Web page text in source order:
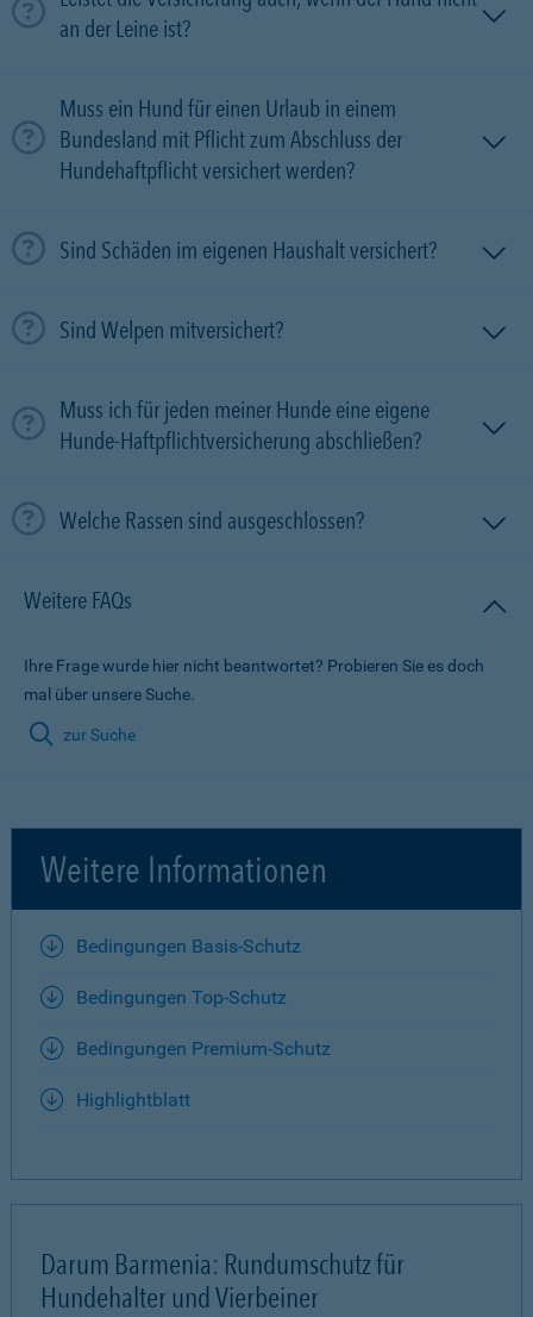
an der Leine ist?
Muss ein Hund für einen Urlaub in einem
Bundesland mit Pflicht zum Abschluss der
Hundehaftpflicht versichert werden?
Sind Schäden im eigenen Haushalt versichert?
Sind Welpen mitversichert?
Muss ich für jeden meiner Hunde eine eigene
Hunde-Haftpflichtversicherung abschließen?
Welche Rassen sind ausgeschlossen?
Weitere FAQs
Ihre Frage wurde hier nicht beantwortet? Probieren Sie es doch
mal über unsere Suche.
zur Suche
Weitere Informationen
Bedingungen Basis-Schutz
Bedingungen Top-Schutz
Bedingungen Premium-Schutz
Highlightblatt
Darum Barmenia: Rundumschutz für
Hundehalter und Vierbeiner